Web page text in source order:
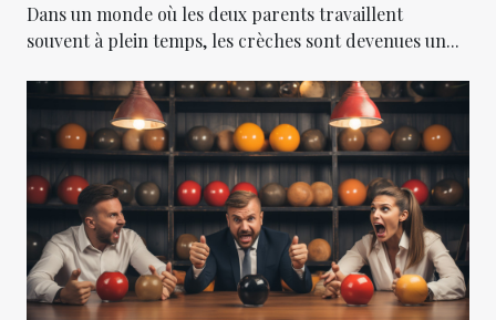
Dans un monde où les deux parents travaillent
souvent à plein temps, les crèches sont devenues un...